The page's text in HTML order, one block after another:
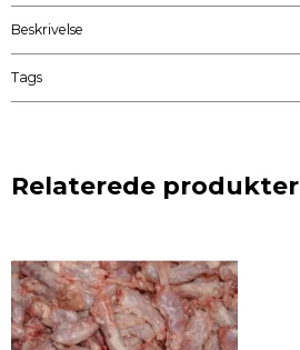
Beskrivelse
Tags
Relaterede produkter